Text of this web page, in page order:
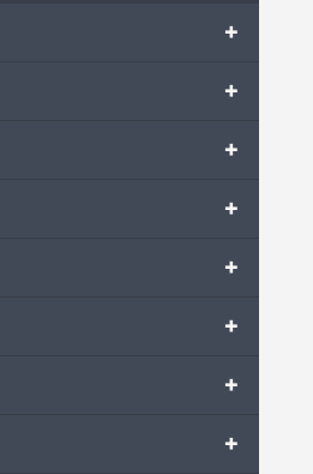
+
+
+
+
+
+
+
+